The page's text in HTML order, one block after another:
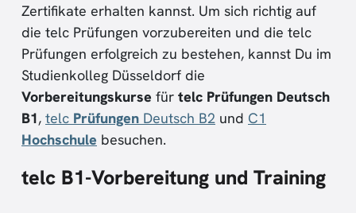
Zertifikate erhalten kannst. Um sich richtig auf
die telc Prüfungen vorzubereiten und die telc
Prüfungen erfolgreich zu bestehen, kannst Du im
Studienkolleg Düsseldorf die
Vorbereitungskurse für telc Prüfungen Deutsch
B1, telc Prüfungen Deutsch B2 und C1
Hochschule besuchen.
telc B1-Vorbereitung und Training